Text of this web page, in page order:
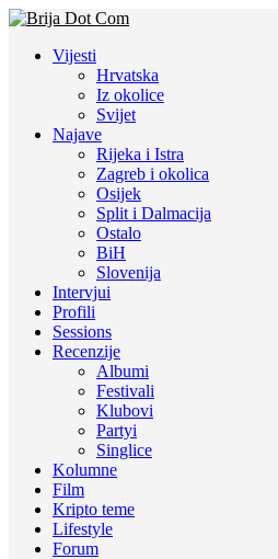
Vijesti
Hrvatska
Iz okolice
Svijet
Najave
Rijeka i Istra
Zagreb i okolica
Osijek
Split i Dalmacija
Ostalo
BiH
Slovenija
Intervjui
Profili
Sessions
Recenzije
Albumi
Festivali
Klubovi
Partyi
Singlice
Kolumne
Film
Kripto teme
Lifestyle
Forum